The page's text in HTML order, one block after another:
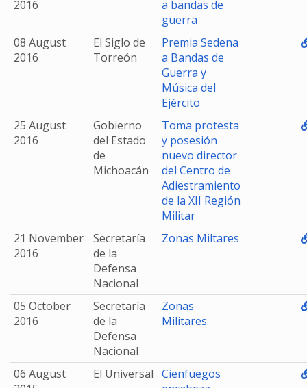
2016
a bandas de
guerra
08 August
2016
El Siglo de
Torreón
Premia Sedena
a Bandas de
Guerra y
Música del
Ejército
25 August
2016
Gobierno
del Estado
de
Michoacán
Toma protesta
y posesión
nuevo director
del Centro de
Adiestramiento
de la XII Región
Militar
21 November
2016
Secretaría
de la
Defensa
Nacional
Zonas Miltares
05 October
2016
Secretaría
de la
Defensa
Nacional
Zonas
Militares.
06 August
El Universal Cienfuegos